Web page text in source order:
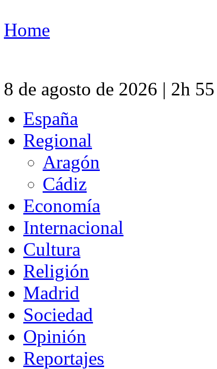
Home
8 de agosto de 2026 | 2h
España
Regional
Aragón
Cádiz
Economía
Internacional
Cultura
Religión
Madrid
Sociedad
Opinión
Reportajes